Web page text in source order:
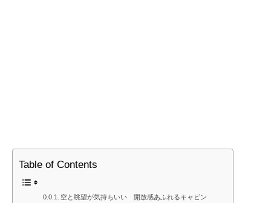
Table of Contents
空と眺望が気持ちいい 開放感あふれるキャビン